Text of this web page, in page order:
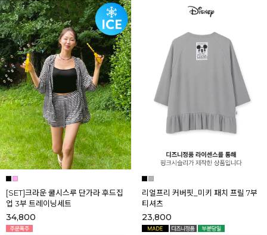
[SET]크라운 쿨시스루 단가라 후드집
업 3부 트레이닝세트
34,800
리얼프리 커버핏_미키 패치 프릴 7부
티셔츠
23,800